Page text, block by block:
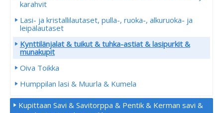
karahvit
Lasi- ja kristallilautaset, pulla-, ruoka-, alkuruoka- ja
leipälautaset
Kynttilänjalat & tuikut & tuhka-astiat & lasipurkit &
munakupit
Oiva Toikka
Humppilan lasi & Muurla & Kumela
Kupittaan Savi & Savitorppa & Pentik & Kerman savi &